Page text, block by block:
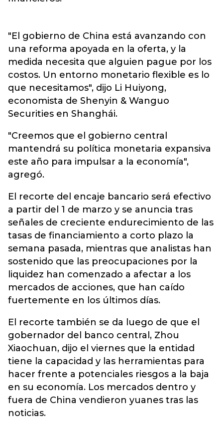
"El gobierno de China está avanzando con
una reforma apoyada en la oferta, y la
medida necesita que alguien pague por los
costos. Un entorno monetario flexible es lo
que necesitamos", dijo Li Huiyong,
economista de Shenyin & Wanguo
Securities en Shanghái.
"Creemos que el gobierno central
mantendrá su política monetaria expansiva
este año para impulsar a la economía",
agregó.
El recorte del encaje bancario será efectivo
a partir del 1 de marzo y se anuncia tras
señales de creciente endurecimiento de las
tasas de financiamiento a corto plazo la
semana pasada, mientras que analistas han
sostenido que las preocupaciones por la
liquidez han comenzado a afectar a los
mercados de acciones, que han caído
fuertemente en los últimos días.
El recorte también se da luego de que el
gobernador del banco central, Zhou
Xiaochuan, dijo el viernes que la entidad
tiene la capacidad y las herramientas para
hacer frente a potenciales riesgos a la baja
en su economía. Los mercados dentro y
fuera de China vendieron yuanes tras las
noticias.